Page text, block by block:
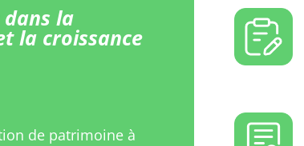
la
la croissance
de patrimoine à